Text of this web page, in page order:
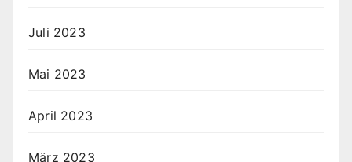
Juli 2023
Mai 2023
April 2023
März 2023